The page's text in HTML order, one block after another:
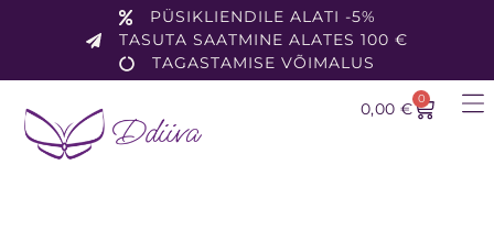
PÜSIKLIENDILE ALATI -5%
TASUTA SAATMINE ALATES 100 €
TAGASTAMISE VÕIMALUS
0,00 €
0